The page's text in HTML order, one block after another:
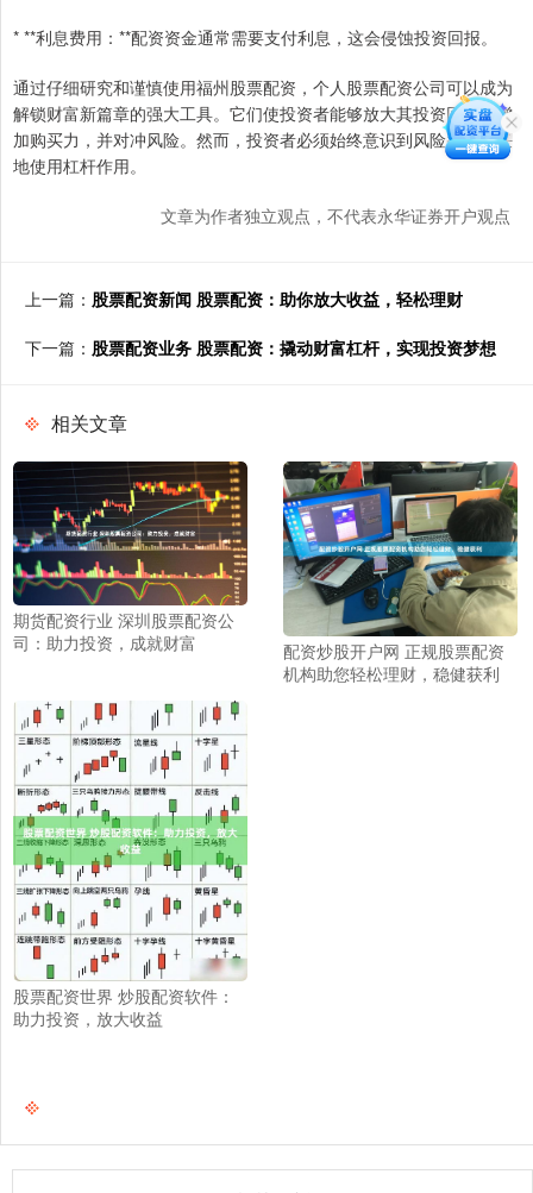
* **利息费用：**配资资金通常需要支付利息，这会侵蚀投资回报。
通过仔细研究和谨慎使用福州股票配资，个人股票配资公司可以成为
解锁财富新篇章的强大工具。它们使投资者能够放大其投资回报，增
加购买力，并对冲风险。然而，投资者必须始终意识到风险并负责任
地使用杠杆作用。
文章为作者独立观点，不代表永华证券开户观点
上一篇： 股票配资新闻 股票配资：助你放大收益，轻松理财
下一篇： 股票配资业务 股票配资：撬动财富杠杆，实现投资梦想
相关文章
期货配资行业 深圳股票配资公
司：助力投资，成就财富
配资炒股开户网 正规股票配资
机构助您轻松理财，稳健获利
股票配资世界 炒股配资软件：
助力投资，放大收益